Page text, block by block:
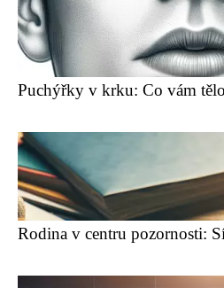
Puchýřky v krku: Co vám
Rodina v centru pozornosti: